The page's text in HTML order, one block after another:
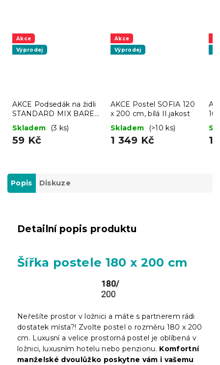
Akce
Výprodej
AKCE Podsedák na židli
STANDARD MIX BAREV
II. jakost
Skladem (3 ks)
59 Kč
Akce
Výprodej
AKCE Postel SOFIA 120
x 200 cm, bílá II.jakost
Skladem
(>10 ks)
1 349 Kč 1
Popis Diskuze
Detailní popis produktu
Šířka postele 180 x 200 cm
Neřešíte prostor v ložnici a máte s partnerem rádi
dostatek místa?! Zvolte postel o rozměru 180 x 200
cm. Luxusní a velice prostorná postel je oblíbená v
ložnici, luxusním hotelu nebo penzionu. Komfortní
manželské dvoulůžko poskytne vám i vašemu